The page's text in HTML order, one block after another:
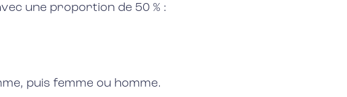
une proportion de 50 % :
puis femme ou homme.